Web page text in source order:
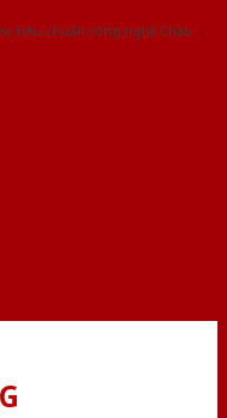
tiêu chuẩn công nghệ Châu